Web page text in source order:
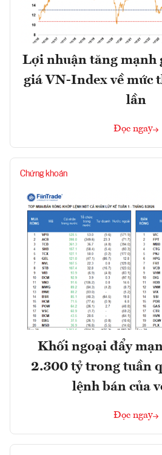
Lợi nhuận tăng mạnh
giá VN-Index về mức
lần
Đọc ngay
Chứng khoán
Khối ngoại đẩy
2.300 tỷ trong tuần
lệnh bán của
Đọc ngay